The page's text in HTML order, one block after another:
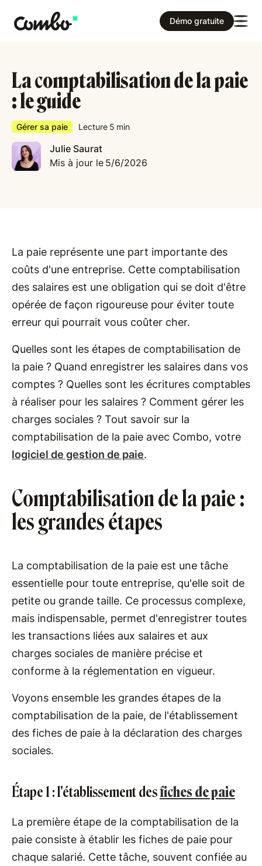
Démo gratuite
La comptabilisation de la paie
: le guide
Gérer sa paie Lecture 5 min
Julie Saurat
Mis à jour le 5/6/2026
La paie représente une part importante des
coûts d'une entreprise. Cette comptabilisation
des salaires est une obligation qui se doit d'être
opérée de façon rigoureuse pour éviter toute
erreur qui pourrait vous coûter cher.
Quelles sont les étapes de comptabilisation de
la paie ? Quand enregistrer les salaires dans vos
comptes ? Quelles sont les écritures comptables
à réaliser pour les salaires ? Comment gérer les
charges sociales ? Tout savoir sur la
comptabilisation de la paie avec Combo, votre
logiciel de gestion de paie.
Comptabilisation de la paie :
les grandes étapes
La comptabilisation de la paie est une tâche
essentielle pour toute entreprise, qu'elle soit de
petite ou grande taille. Ce processus complexe,
mais indispensable, permet d'enregistrer toutes
les transactions liées aux salaires et aux
charges sociales de manière précise et
conforme à la réglementation en vigueur.
Voyons ensemble les grandes étapes de la
comptabilisation de la paie, de l'établissement
des fiches de paie à la déclaration des charges
sociales.
Étape 1 : l'établissement desfiches de paie
La première étape de la comptabilisation de la
paie consiste à établir les fiches de paie pour
chaque salarié. Cette tâche, souvent confiée au